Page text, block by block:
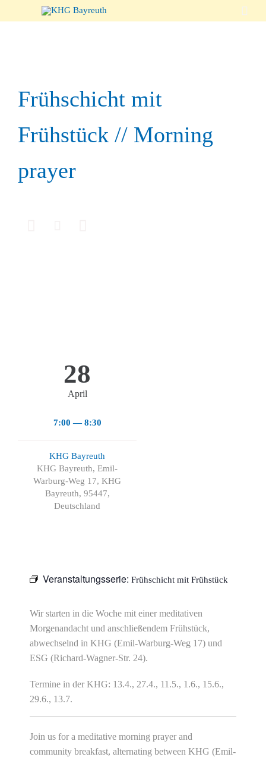

Frühschicht mit
Frühstück // Morning
prayer
28
April
7:00 — 8:30
KHG Bayreuth
KHG Bayreuth, Emil-
Warburg-Weg 17, KHG
Bayreuth, 95447,
Deutschland
Veranstaltungsserie: Frühschicht mit Frühstück
Wir starten in die Woche mit einer meditativen
Morgenandacht und anschließendem Frühstück,
abwechselnd in KHG (Emil-Warburg-Weg 17) und
ESG (Richard-Wagner-Str. 24).
Termine in der KHG: 13.4., 27.4., 11.5., 1.6., 15.6.,
29.6., 13.7.
Join us for a meditative morning prayer and
community breakfast, alternating between KHG (Emil-